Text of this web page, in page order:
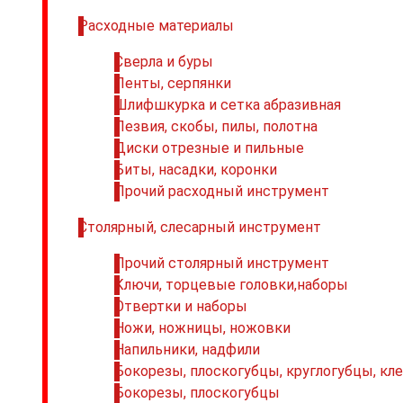
Расходные материалы
Сверла и буры
Ленты, серпянки
Шлифшкурка и сетка абразивная
Лезвия, скобы, пилы, полотна
Диски отрезные и пильные
Биты, насадки, коронки
Прочий расходный инструмент
Столярный, слесарный инструмент
Прочий столярный инструмент
Ключи, торцевые головки,наборы
Отвертки и наборы
Ножи, ножницы, ножовки
Напильники, надфили
Бокорезы, плоскогубцы, круглогубцы,
Бокорезы, плоскогубцы